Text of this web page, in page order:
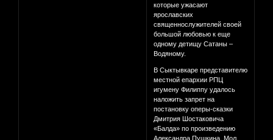
которые ужасают
ярославских
священнослужителей своей
большой любовью к еще
одному детищу Сатаны –
Водяному.
В Сыктывкаре представителю
местной епархии РПЦ
игумену Филиппу удалось
наложить запрет на
постановку оперы-сказки
Дмитрия Шостаковича
«Балда» по произведению
Александра Пушкина. Мол,